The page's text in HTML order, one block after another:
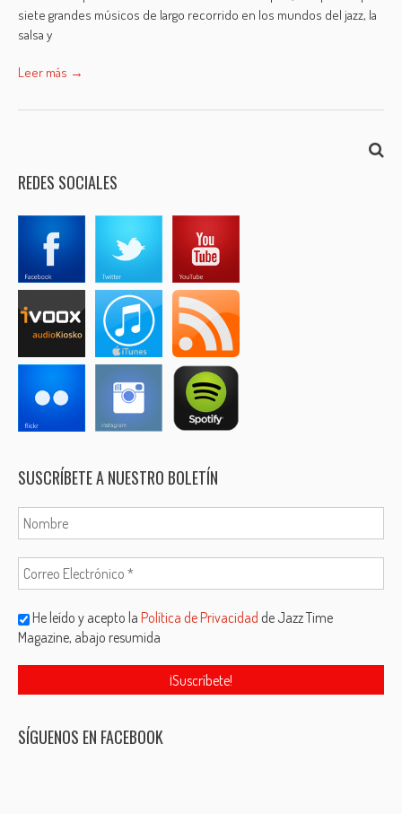
siete grandes músicos de largo recorrido en los mundos del jazz, la
salsa y
Leer más →
REDES SOCIALES
SUSCRÍBETE A NUESTRO BOLETÍN
He leído y acepto laPolítica de Privacidad de Jazz Time
Magazine, abajo resumida
SÍGUENOS EN FACEBOOK